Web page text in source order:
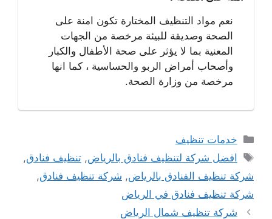
نعم مواد التنظيف المختارة تكون امنة على
الصحة وصديقة للبيئة مرخصة من الجهات
المعنية بما لا يؤثر على صحة الأطفال والكبار
وأصحاب أمراض الربو والحساسية ، كما انها
مرخصة من وزارة الصحة.
التصنيفات
خدمات تنظيف
الوسوم
افضل شركة لتنظيف فنادق بالرياض,تنظيف فنادق,
شركة تنظيف الفنادق بالرياض, شركة تنظيف فنادق,
شركة تنظيف فنادق في الرياض
شركة تنظيف شمال الرياض